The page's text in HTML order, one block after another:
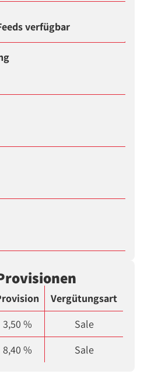
verfügbar
Vergütungsart
3,50 %
Sale
8,40 % Sale